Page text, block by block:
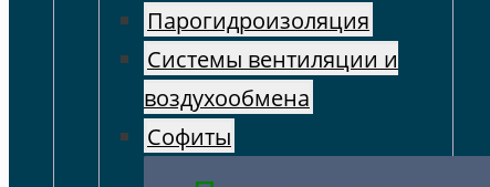
Парогидроизоляция
Системы вентиляции и
воздухообмена
Софиты